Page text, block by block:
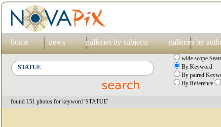
home news galleries by subjects galleries by
wide scope
By Keyword
By paired
By Reference
found 151 photos for keyword 'STATUE'